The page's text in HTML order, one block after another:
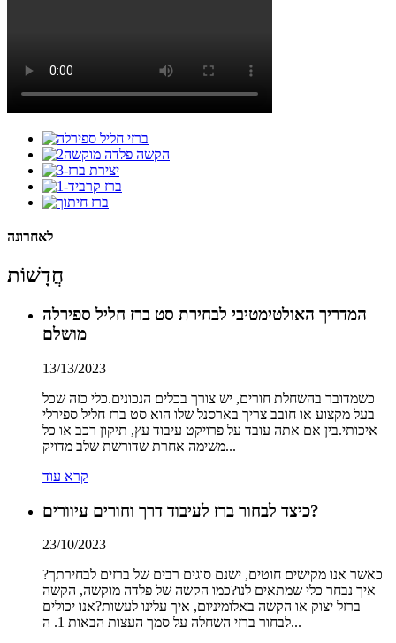
לאחרונה
חֲדָשׁוֹת
המדריך האולטימטיבי לבחירת סט ברז חליל ספירלה
מושלם
13/13/2023
כשמדובר בהשחלת חורים, יש צורך בכלים הנכונים.כלי כזה שכל
בעל מקצוע או חובב צריך בארסנל שלו הוא סט ברז חליל ספירלי
איכותי.בין אם אתה עובד על פרויקט עיבוד עץ, תיקון רכב או כל
משימה אחרת שדורשת שלב מדויק...
קרא עוד
כיצד לבחור ברז לעיבוד דרך וחורים עיוורים?
23/10/2023
כאשר אנו מקישים חוטים, ישנם סוגים רבים של ברזים לבחירתך?
איך נבחר כלי שמתאים לנו?כמו הקשה של פלדה מוקשה, הקשה
ברזל יצוק או הקשה באלומיניום, איך עלינו לעשות?אנו יכולים
לבחור ברזי השחלה על סמך העצות הבאות 1. ה...